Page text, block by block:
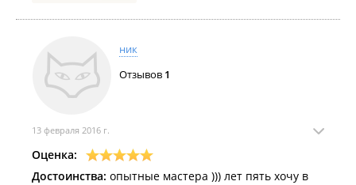
ник
Отзывов 1
13 февраля 2016 г.
Оценка:
Достоинства: опытные мастера ))) лет пять хочу в